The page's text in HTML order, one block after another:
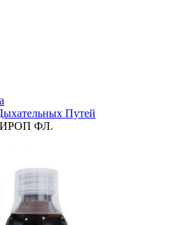
Путей
ФЛ.